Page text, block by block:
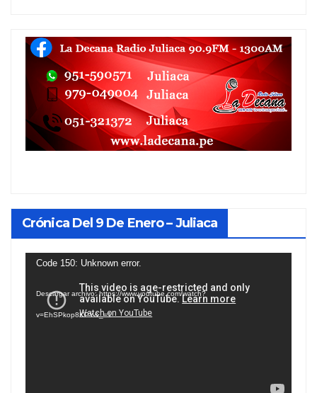
Crónica Del 9 De Enero – Juliaca
Reproductor
vídeo
Code 150: Unknown error.
Descargar archivo: https://www.youtube.com/watch?
v=EhSPkop8KPY&_=1